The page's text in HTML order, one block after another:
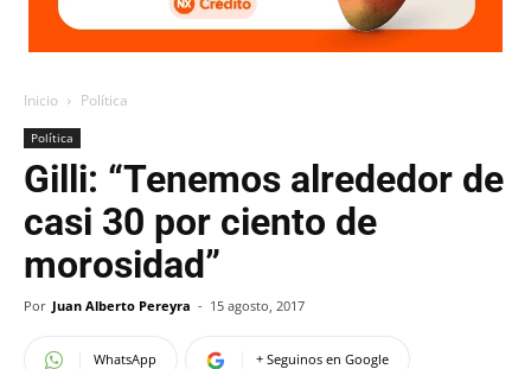
Inicio Política
Política
Gilli: “Tenemos alrededor de
casi 30 por ciento de
morosidad”
Por Juan Alberto Pereyra - 15 agosto, 2017
WhatsApp + Seguinos en Google